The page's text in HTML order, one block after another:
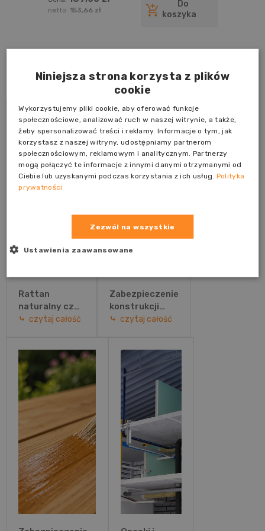
drewnopochodnych, z wyłączniem
netto: 153,66 zł
Do
koszyka
Blog
Rattan
naturalny czy
technorattan?
wybór
idealnych
mebli
ogrodowych
czytaj całość
Zabezpieczenie
konstrukcji
stalowych
rozwiązanie
wybrać?
czytaj całość
Niniejsza strona korzysta z plików
cookie
Wykorzystujemy pliki cookie, aby oferować funkcje
społecznościowe, analizować ruch w naszej witrynie, a także,
żeby spersonalizować treści i reklamy. Informacje o tym, jak
korzystasz z naszej witryny, udostępniamy partnerom
społecznościowym, reklamowym i analitycznym. Partnerzy
mogą połączyć te informacje z innymi danymi otrzymanymi od
Ciebie lub uzyskanymi podczas korzystania z ich usług. Polityka
prywatności
Zezwól na wszystkie
Ustawienia zaawansowane